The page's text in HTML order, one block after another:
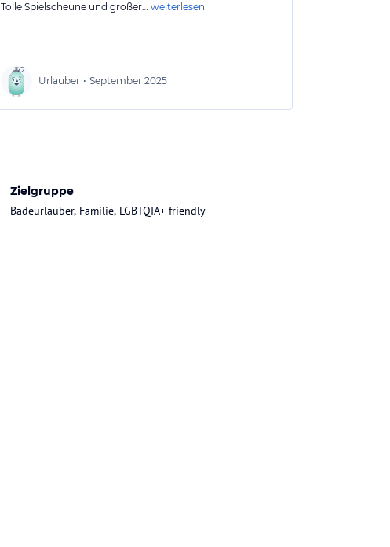
Tolle Spielscheune und großer… weiterlesen
Urlauber • September 2025
Zielgruppe
Badeurlauber, Familie, LGBTQIA+ friendly